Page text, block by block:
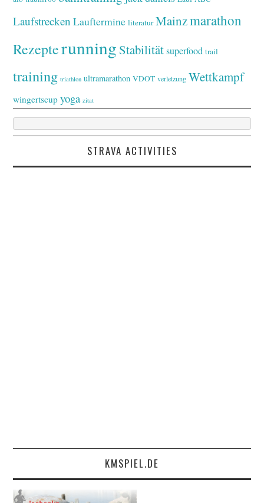
Laufstrecken Lauftermine literatur Mainzmarathon
Rezepterunning Stabilität superfood trail
training triathlon ultramarathon VDOT verletzung Wettkampf
wingertscup yoga zitat
STRAVA ACTIVITIES
KMSPIEL.DE